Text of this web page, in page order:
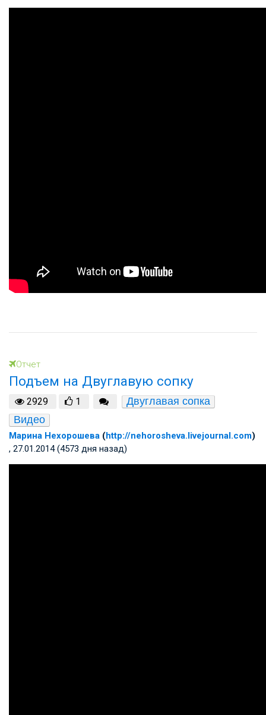
Отчет
Подъем на Двуглавую сопку
2929 1
Двуглавая сопка
Видео
Марина Нехорошева (http://nehorosheva.livejournal.com)
, 27.01.2014 (4573 дня назад)